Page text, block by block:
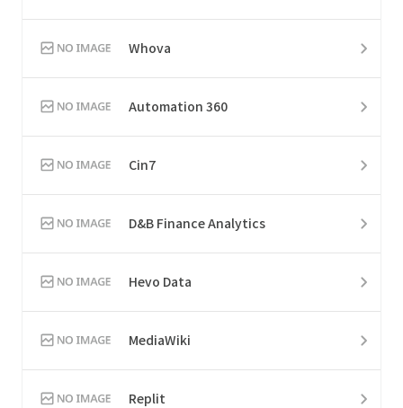
Whova
Automation 360
Cin7
D&B Finance Analytics
Hevo Data
MediaWiki
Replit